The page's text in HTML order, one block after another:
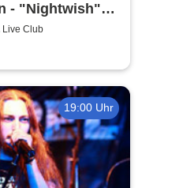
- "Nightwish"-
Live Club
19:00 Uhr